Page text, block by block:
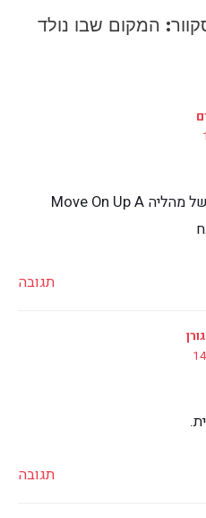
המקום שבו נולד
תודה בנצי שומע את הצלילים של מהליה Move On Up A
תגובה
תגובה